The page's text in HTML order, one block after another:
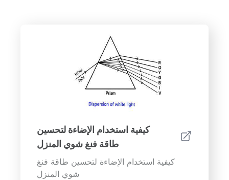
كيفية استخدام الإضاءة لتحسين
طاقة فنغ شوي المنزل
كيفية استخدام الإضاءة لتحسين طاقة فنغ
شوي المنزل